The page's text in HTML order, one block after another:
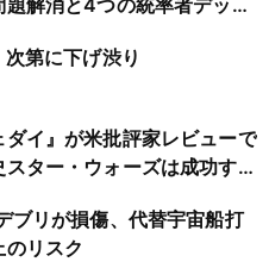
題解消と4つの統率者デッキ
第に下げ渋り
イ』が米批評家レビューで
ター・ウォーズは成功する
ブリが損傷、代替宇宙船打
リスク